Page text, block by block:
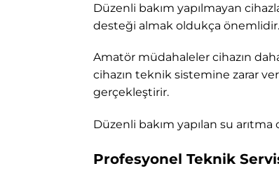
Düzenli bakım yapılmayan
desteği almak oldukça önemlidir.
Amatör müdahaleler cihazın
cihazın teknik sistemine zarar
gerçekleştirir.
Düzenli bakım yapılan su
Profesyonel Teknik